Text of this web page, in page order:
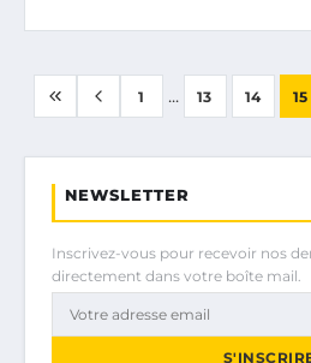
1 ... 13 14 15
NEWSLETTER
Inscrivez-vous pour recevoir nos
directement dans votre boîte mail.